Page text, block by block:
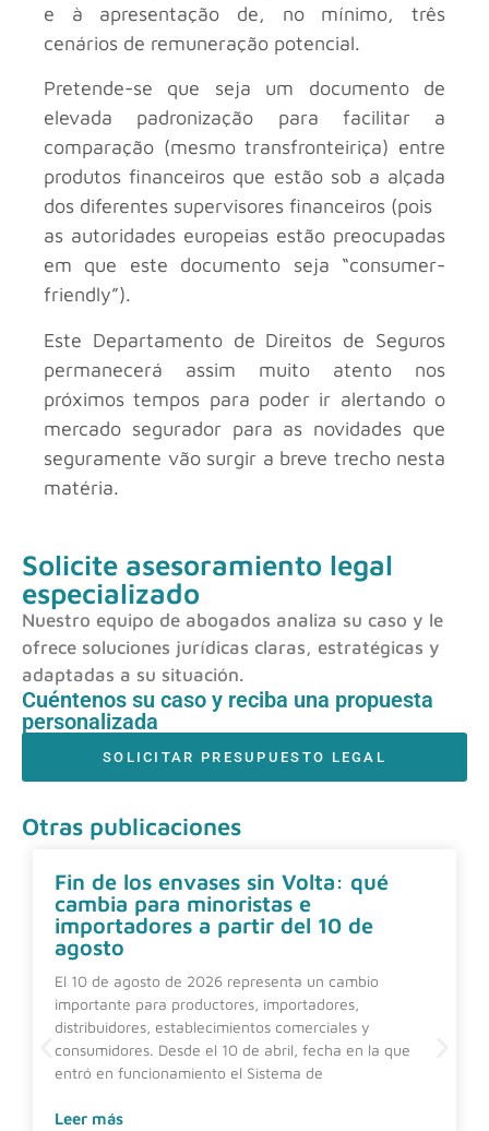
e à apresentação de, no mínimo, três
cenários de remuneração potencial.
Pretende-se que seja um documento de
elevada padronização para facilitar a
comparação (mesmo transfronteiriça) entre
produtos financeiros que estão sob a alçada
dos diferentes supervisores financeiros (pois
as autoridades europeias estão preocupadas
em que este documento seja “consumer-
friendly”).
Este Departamento de Direitos de Seguros
permanecerá assim muito atento nos
próximos tempos para poder ir alertando o
mercado segurador para as novidades que
seguramente vão surgir a breve trecho nesta
matéria.
Solicite asesoramiento legal
especializado
Nuestro equipo de abogados analiza su caso y le
ofrece soluciones jurídicas claras, estratégicas y
adaptadas a su situación.
Cuéntenos su caso y reciba una propuesta
personalizada
SOLICITAR PRESUPUESTO LEGAL
Otras publicaciones
Fin de los envases sin Volta: qué
cambia para minoristas e
importadores a partir del 10 de
agosto
El 10 de agosto de 2026 representa un cambio
importante para productores, importadores,
distribuidores, establecimientos comerciales y
consumidores. Desde el 10 de abril, fecha en la que
entró en funcionamiento el Sistema de
Leer más